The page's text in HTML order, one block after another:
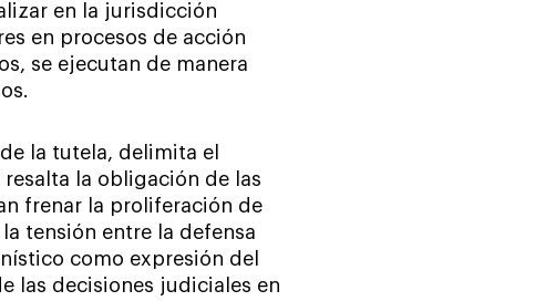
en la jurisdicción
en procesos de acción
se ejecutan de manera
de la tutela, delimita el
la obligación de las
frenar la proliferación de
tensión entre la defensa
como expresión del
las decisiones judiciales en